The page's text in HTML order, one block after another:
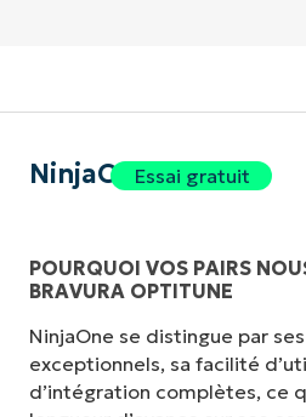
NinjaOneEssai gratuit
POURQUOI VOS PAIRS
BRAVURA OPTITUNE
NinjaOne se distingue par
exceptionnels, sa facilité
d’intégration complètes, ce